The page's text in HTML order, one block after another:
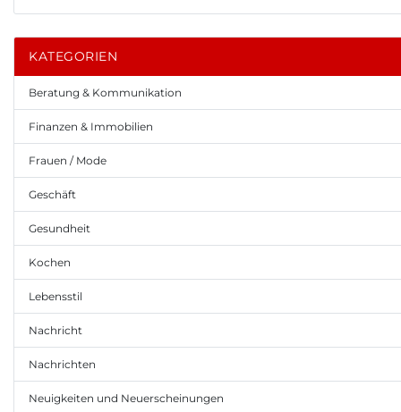
KATEGORIEN
Beratung & Kommunikation
Finanzen & Immobilien
Frauen / Mode
Geschäft
Gesundheit
Kochen
Lebensstil
Nachricht
Nachrichten
Neuigkeiten und Neuerscheinungen